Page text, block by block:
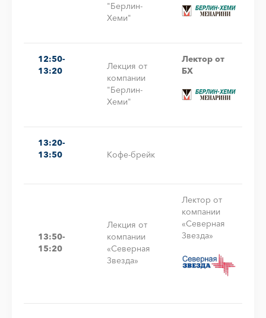
"Берлин-
Хеми"
12:50-
13:20
Лекция от
компании
"Берлин-
Хеми"
Лектор от
БХ
13:20-
13:50
Кофе-брейк
13:50-
15:20
Лекция от
компании
«Северная
Звезда»
Лектор от
компании
«Северная
Звезда»